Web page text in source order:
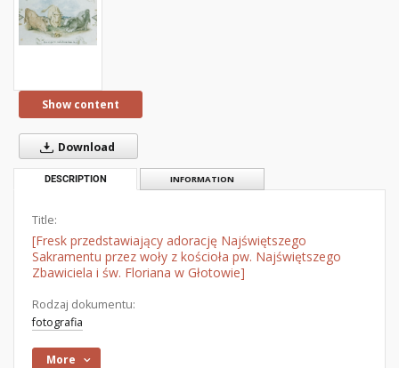
Show content
Download
DESCRIPTION INFORMATION
Title:
[Fresk przedstawiający adorację Najświętszego
Sakramentu przez woły z kościoła pw. Najświętszego
Zbawiciela i św. Floriana w Głotowie]
Rodzaj dokumentu:
fotografia
More